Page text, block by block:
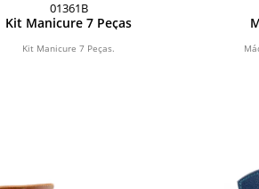
01361B
Kit Manicure 7 Peças
Kit Manicure 7 Peças.